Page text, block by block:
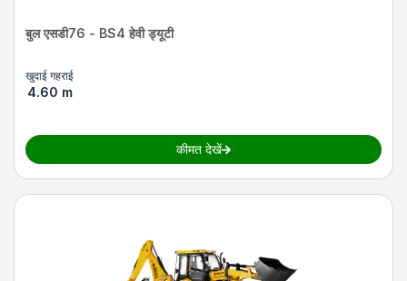
बुल एसडी76 - BS4 हेवी ड्यूटी
खुदाई गहराई
4.60 m
कीमत देखें